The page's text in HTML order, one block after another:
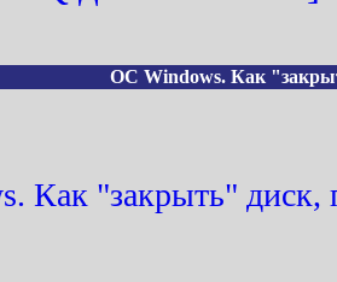
OC Windows. Как
Как "закрыть" диск,